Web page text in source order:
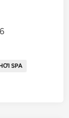
SPA